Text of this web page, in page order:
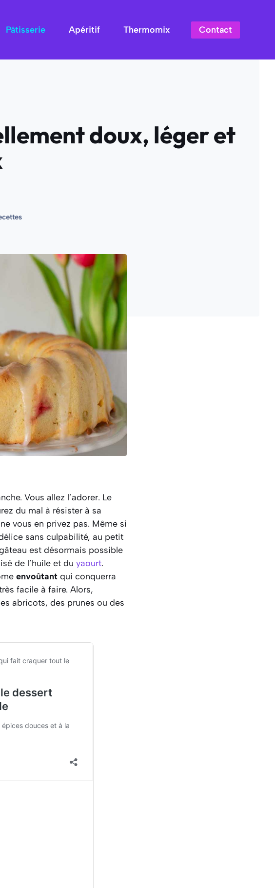
Pâtisserie Apéritif Thermomix Contact
doux, léger et
Vous allez l’adorer. Le
du mal à résister à sa
vous en privez pas. Même si
sans culpabilité, au petit
est désormais possible
de l’huile et du yaourt.
envoûtant qui conquerra
facile à faire. Alors,
abricots, des prunes ou des